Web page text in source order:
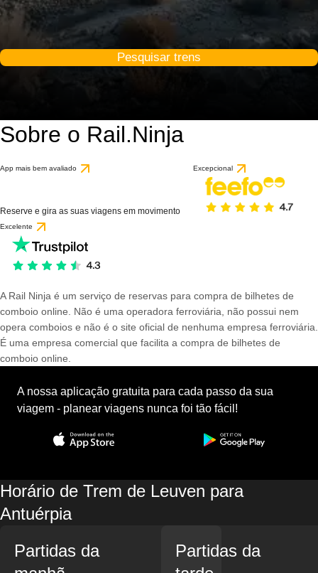
Pesquisar trens
Sobre o Rail.Ninja
App mais bem avaliado
Reserve e gira as suas viagens em movimento
Excepcional
Excelente
A Rail Ninja é um serviço de reservas para compra de bilhetes de
comboio online. Não é uma operadora ferroviária, não possui nem
opera comboios e não é o site oficial de nenhuma empresa ferroviária.
É uma empresa comercial que facilita a compra de bilhetes de
comboio online.
A nossa aplicação gratuita para cada passo da sua
viagem - planear viagens nunca foi tão fácil!
Horário de Trem de Leuven para
Antuérpia
Partidas da
Partidas da